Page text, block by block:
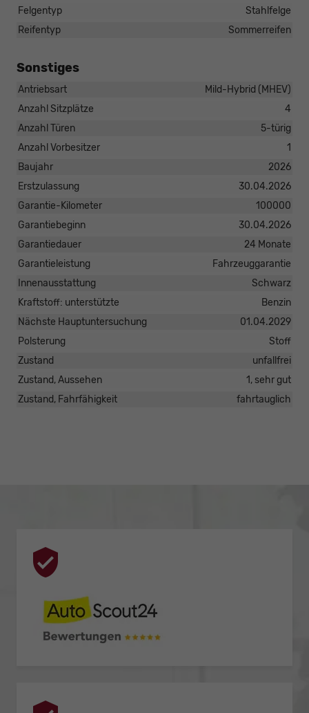
Felgentyp
Stahlfelge
Reifentyp
Sommerreifen
Sonstiges
Antriebsart
Mild-Hybrid (MHEV)
Anzahl Sitzplätze
4
Anzahl Türen
5-türig
Anzahl Vorbesitzer
1
Baujahr
2026
Erstzulassung
30.04.2026
Garantie-Kilometer
100000
Garantiebeginn
30.04.2026
Garantiedauer
24 Monate
Garantieleistung
Fahrzeuggarantie
Innenausstattung
Schwarz
Kraftstoff: unterstützte
Benzin
Nächste Hauptuntersuchung
01.04.2029
Polsterung
Stoff
Zustand
unfallfrei
Zustand, Aussehen
1, sehr gut
Zustand, Fahrfähigkeit
fahrtauglich